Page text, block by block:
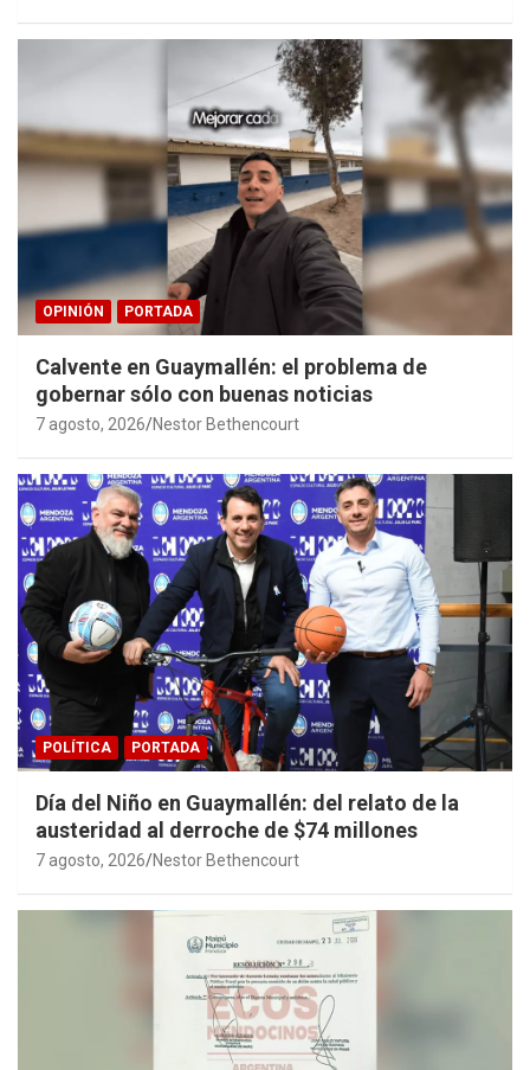
OPINIÓN PORTADA
Calvente en Guaymallén: el problema de
gobernar sólo con buenas noticias
7 agosto, 2026 Nestor Bethencourt
POLÍTICA PORTADA
Día del Niño en Guaymallén: del relato de la
austeridad al derroche de $74 millones
7 agosto, 2026 Nestor Bethencourt